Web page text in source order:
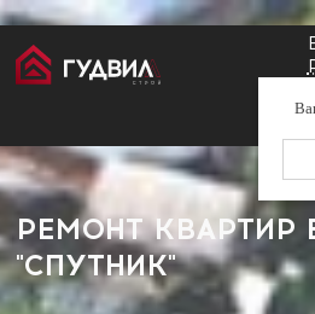
Главная Застройщики
РЕМОНТ КВАРТИР
"СПУТНИК"